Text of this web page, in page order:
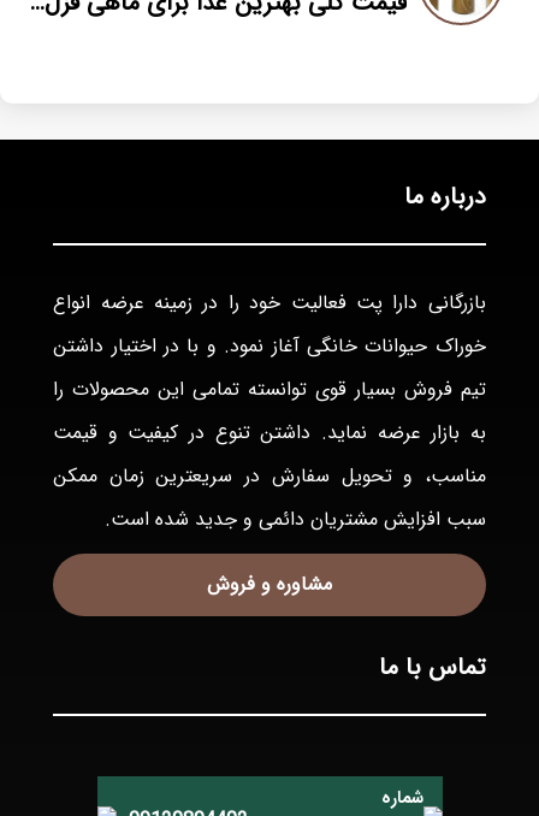
درباره ما
بازرگانی دارا پت فعاليت خود را در زمينه عرضه انواع
خوراک حيوانات خانگی آغاز نمود. و با در اختيار داشتن
تيم فروش بسيار قوی توانسته تمامی اين محصولات را
به بازار عرضه نمايد. داشتن تنوع در كيفيت و قيمت
مناسب، و تحويل سفارش در سريعترين زمان ممكن
سبب افزايش مشتريان دائمی و جديد شده است.
مشاوره و فروش
تماس با ما
شماره